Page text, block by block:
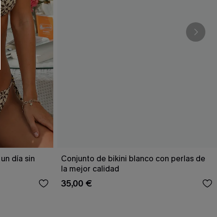
día sin
Conjunto de bikini blanco con perlas de
la mejor calidad
35,00 €
formulario, usted acepta nuestros
, y además acepta recibir correos
de Cupshe en cualquier momento del
compra. Podemos utilizar la
y ofertas adaptados a su perfil.